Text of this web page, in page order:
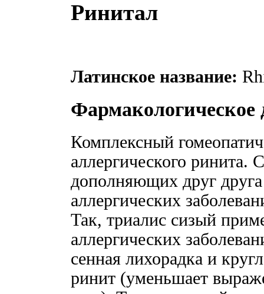
Ринитал
Латинское название:
Фармакологическое
Комплексный
аллергического ринита.
дополняющих друг
аллергических
Так, триалис сизый
аллергических
сенная лихорадка и
ринит (уменьшает